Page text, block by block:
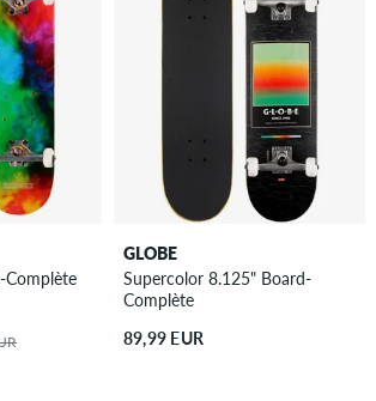
Complète
GLOBE
Supercolor 8.125" Board-
Complète
89,99 EUR